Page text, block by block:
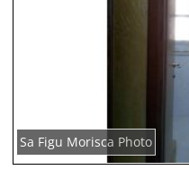
Sa Figu Morisca Photo